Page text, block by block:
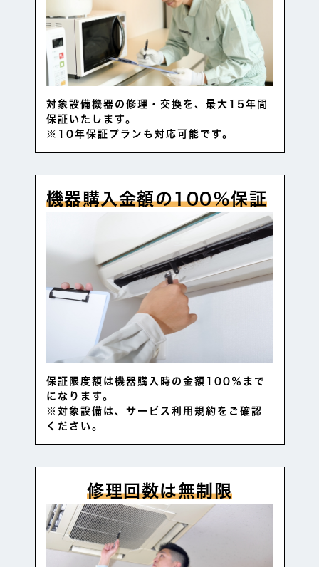
対象設備機器の修理・交換を、最大15年間
保証いたします。
※10年保証プランも対応可能です。
機器購入金額の100％保証
保証限度額は機器購入時の金額100％まで
になります。
※対象設備は、サービス利用規約をご確認
ください。
修理回数は無制限